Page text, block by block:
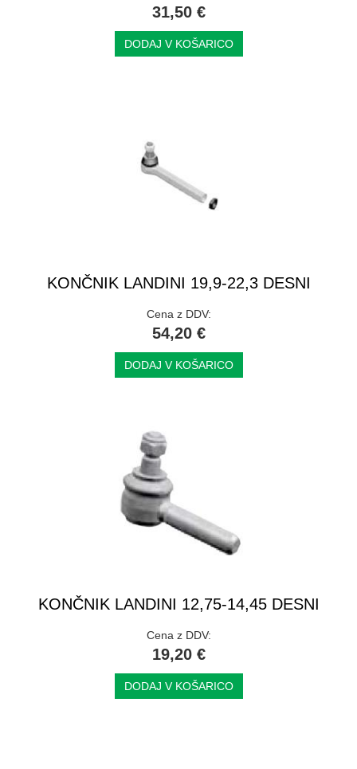
31,50 €
DODAJ V KOŠARICO
KONČNIK LANDINI 19,9-22,3 DESNI
Cena z DDV:
54,20 €
DODAJ V KOŠARICO
KONČNIK LANDINI 12,75-14,45 DESNI
Cena z DDV:
19,20 €
DODAJ V KOŠARICO